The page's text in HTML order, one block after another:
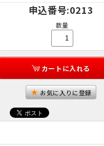
申込番号:0213
数量
カートに入れる
お気に入りに登録